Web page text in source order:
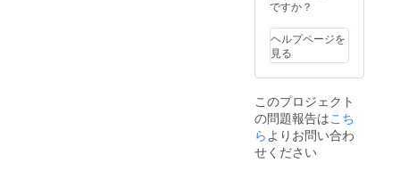
をお送
りしま
す。発
るのが
難しい
といわ
れるウ
ルシで
すが、
プロ
理とし
んでい
たい、
地球に
優しい
植木鉢
です。
・ウル
シの
光って
うにみ
えるの
が不思
議で
と北野
さん。
ウルシ
の木ら
が一漆
残って
いた場
合に手
で触っ
かぶれ
を防ぐ
ため、
コー
ティン
（おお
フォン
トは行
書体、
レー
工機で
印字
塗
装
全
ですか？
ヘルプページを
見る
このプロジェクト
の問題報告はこち
ら よりお問い合わ
せください